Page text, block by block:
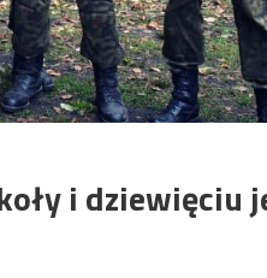
i dziewięciu